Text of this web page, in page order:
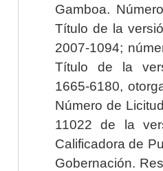
Gamboa.
Título de la
2007-1094;
Título de la
1665-6180,
Número de
11022 de la
Calificadora de
Gobernación.